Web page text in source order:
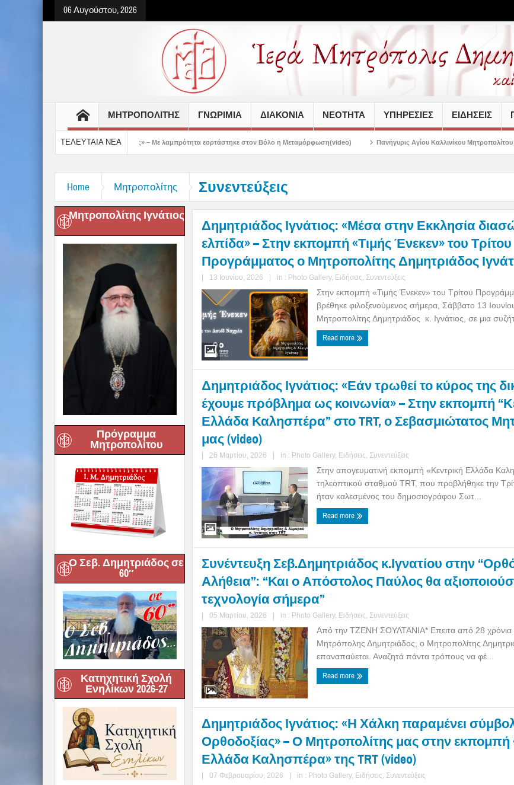
06 Αυγούστου, 2026
ΜΗΤΡΟΠΟΛΙΤΗΣ ΓΝΩΡΙΜΙΑ ΔΙΑΚΟΝΙΑ ΝΕΟΤΗΤΑ ΥΠΗΡΕΣΙΕΣ ΕΙΔΗΣΕΙΣ
ΤΕΛΕΥΤΑΙΑ ΝΕΑ
έδειξε το μέλλον μας» – Με λαμπρότητα εορτάστηκε στον Βόλο η Μεταμόρφωση(video) Πανήγυρις Αγίου Καλλινίκου Μητροπολίτου Εδέσσης στην Νέα
Home Μητροπολίτης Συνεντεύξεις
Μητροπολίτης Ιγνάτιος
Πρόγραμμα
Μητροπολίτου
Ο Σεβ. Δημητριάδος σε
60″
Κατηχητική Σχολή
Ενηλίκων 2026-27
Δημητριάδος Ιγνάτιος: «Μέσα στην Εκκλησία
ελπίδα» – Στην εκπομπή «Τιμής Ένεκεν» του Τρίτου
Προγράμματος ο Μητροπολίτης Δημητριάδος
13 Ιουνίου, 2026 in : Photo Gallery, Ειδήσεις, Συνεντεύξεις
Στην εκπομπή «Τιμής Ένεκεν» του Τρίτου
βρέθηκε φιλοξενούμενος σήμερα, Σάββατο 13
Μητροπολίτης Δημητριάδος κ. Ιγνάτιος, σε μια
Read more
Δημητριάδος Ιγνάτιος: «Εάν τρωθεί το κύρος της
έχουμε πρόβλημα ως κοινωνία» – Στην εκπομπή
Ελλάδα Καλησπέρα” στο TRT, ο Σεβασμιώτατος
μας (video)
26 Μαρτίου, 2026 in : Photo Gallery, Ειδήσεις, Συνεντεύξεις
Στην απογευματινή εκπομπή «Κεντρική Ελλάδα
τηλεοπτικού σταθμού TRT, που προβλήθηκε την
ήταν καλεσμένος του δημοσιογράφου Σωτ...
Read more
Συνέντευξη Σεβ.Δημητριάδος κ.Ιγνατίου στην
Αλήθεια”: “Και ο Απόστολος Παύλος θα
τεχνολογία σήμερα”
05 Μαρτίου, 2026 in : Photo Gallery, Ειδήσεις, Συνεντεύξεις
Από την ΤΖΕΝΗ ΣΟΥΛΤΑΝΙΑ* Επειτα από 28 χρόνια
Μητρόπολης Δημητριάδος, ο Μητροπολίτης
επαναπαύεται. Αναζητά πάντα τρόπους να φέ...
Read more
Δημητριάδος Ιγνάτιος: «Η Χάλκη παραμένει
Ορθοδοξίας» – Ο Μητροπολίτης μας στην εκπομπή
Ελλάδα Καλησπέρα» της TRT (video)
07 Φεβρουαρίου, 2026 in : Photo Gallery, Ειδήσεις, Συνεντεύξεις